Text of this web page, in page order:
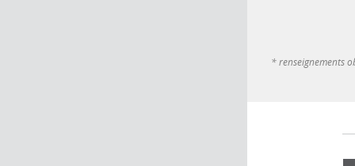
* renseignements